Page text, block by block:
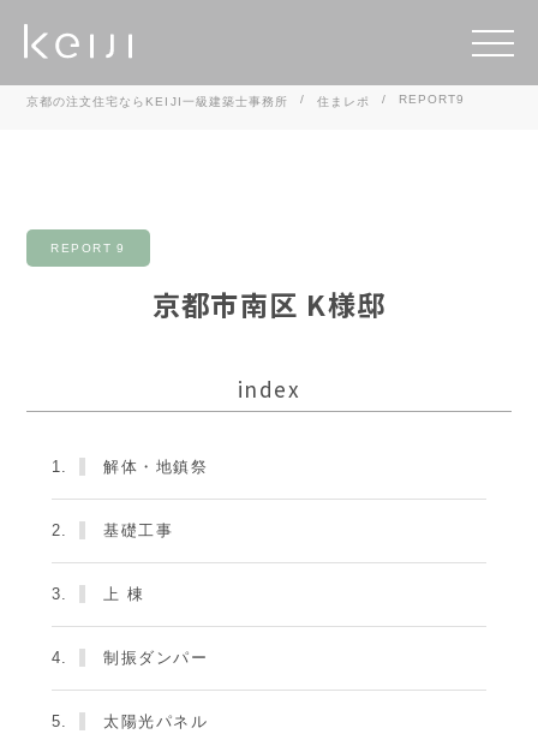
京都の注文住宅ならKEIJI一級建築士事務所 住まレポ REPORT9
REPORT 9
京都市南区 K様邸
index
1. 解体・地鎮祭
2. 基礎工事
3. 上 棟
4. 制振ダンパー
5. 太陽光パネル